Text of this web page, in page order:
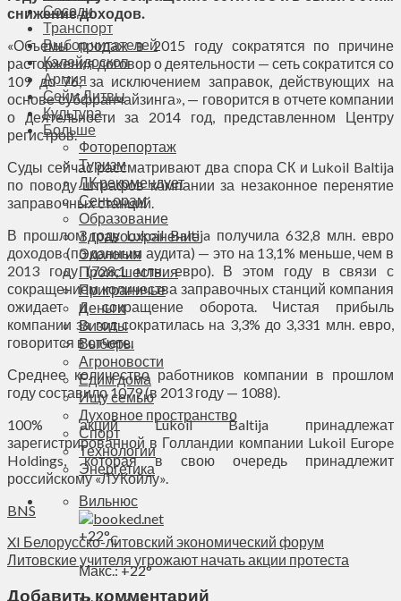
Соседи
Транспорт
Выбор читателей
Калейдоскоп
Армия
Сейм Литвы
Культура
Больше
Фоторепортаж
Туризм
ЛК рекомендует
Сеньорам
Образование
Здравоохранение
Экология
Происшествия
Приграничье
Деньги
Визиты
Выборы
Агроновости
Едим дома
Ищу семью
Духовное пространство
Спорт
Технологии
Энергетика
Вильнюс
+22°C
Макс.:+22°
снижение доходов.
«Объемы продаж в 2015 году сократятся по причине
расторжения договор о деятельности — сеть сократится со
109 до 76, за исключением заправок, действующих на
основе субфранчайзинга», — говорится в отчете компании
о деятельности за 2014 год, представленном Центру
регистров.
Суды сейчас рассматривают два спора СК и Lukoil Baltija
по поводу штрафов компании за незаконное перенятие
заправочных станций.
В прошлом году Lukoil Baltija получила 632,8 млн. евро
доходов (по данным аудита) — это на 13,1% меньше, чем в
2013 году (728,1 млн. евро). В этом году в связи с
сокращением количества заправочных станций компания
ожидает и сокращение оборота. Чистая прибыль
компании за год сократилась на 3,3% до 3,331 млн. евро,
говорится в отчете.
Среднее количество работников компании в прошлом
году составило 1079 (в 2013 году — 1088).
100% акций Lukoil Baltija принадлежат
зарегистрированной в Голландии компании Lukoil Europe
Holdings, которая в свою очередь принадлежит
российскому «ЛУКойлу».
BNS
XI Белорусско-литовский экономический форум
Литовские учителя угрожают начать акции протеста
Добавить комментарий